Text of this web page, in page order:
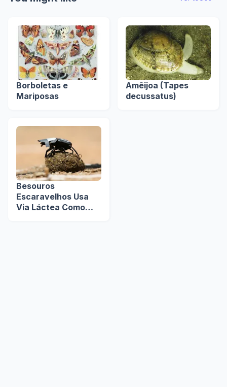
Borboletas e
Mariposas
Amêijoa (Tapes
decussatus)
Besouros
Escaravelhos Usa
Via Láctea Como